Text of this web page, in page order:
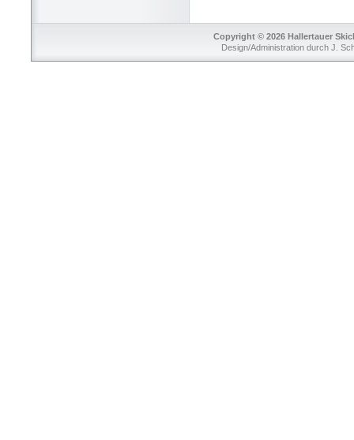
Copyright © 2026 Hallertauer
Design/Administration durch J.